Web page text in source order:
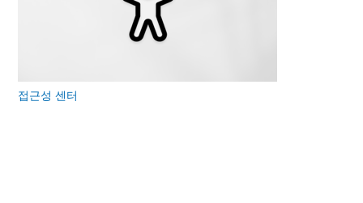
접근성 센터